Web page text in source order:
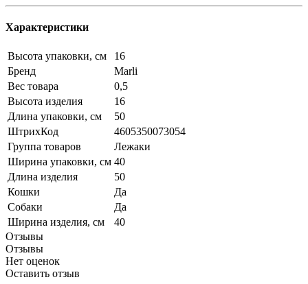
Характеристики
Высота упаковки, см
16
Бренд
Marli
Вес товара
0,5
Высота изделия
16
Длина упаковки, см
50
ШтрихКод
4605350073054
Группа товаров
Лежаки
Ширина упаковки, см 40
Длина изделия
50
Кошки
Да
Собаки
Да
Ширина изделия, см
40
Отзывы
Отзывы
Нет оценок
Оставить отзыв